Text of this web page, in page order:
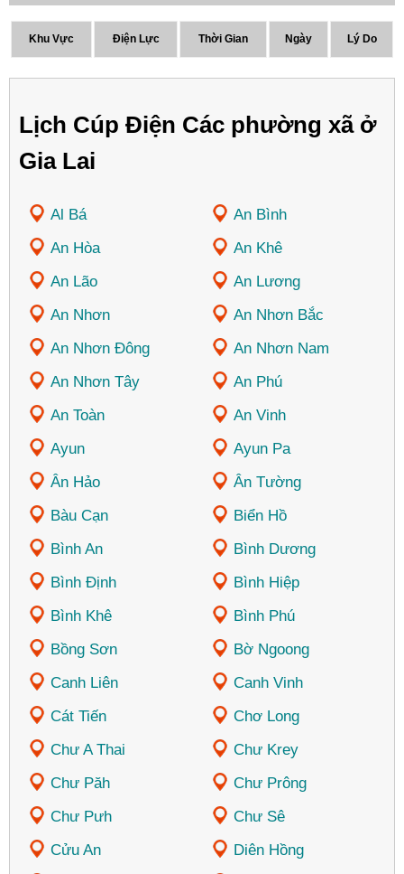
Khu Vực Điện Lực Thời Gian Ngày Lý Do
Lịch Cúp Điện Các phường xã ở
Gia Lai
Al Bá
An Bình
An Hòa
An Khê
An Lão
An Lương
An Nhơn
An Nhơn Bắc
An Nhơn Đông
An Nhơn Nam
An Nhơn Tây
An Phú
An Toàn
An Vinh
Ayun
Ayun Pa
Ân Hảo
Ân Tường
Bàu Cạn
Biển Hồ
Bình An
Bình Dương
Bình Định
Bình Hiệp
Bình Khê
Bình Phú
Bồng Sơn
Bờ Ngoong
Canh Liên
Canh Vinh
Cát Tiến
Chơ Long
Chư A Thai
Chư Krey
Chư Păh
Chư Prông
Chư Pưh
Chư Sê
Cửu An
Diên Hồng